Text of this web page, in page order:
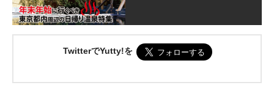
TwitterでYutty!を